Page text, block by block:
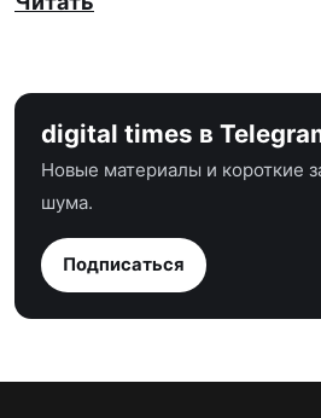
digital times в
Новые материалы и короткие
шума.
Подписаться